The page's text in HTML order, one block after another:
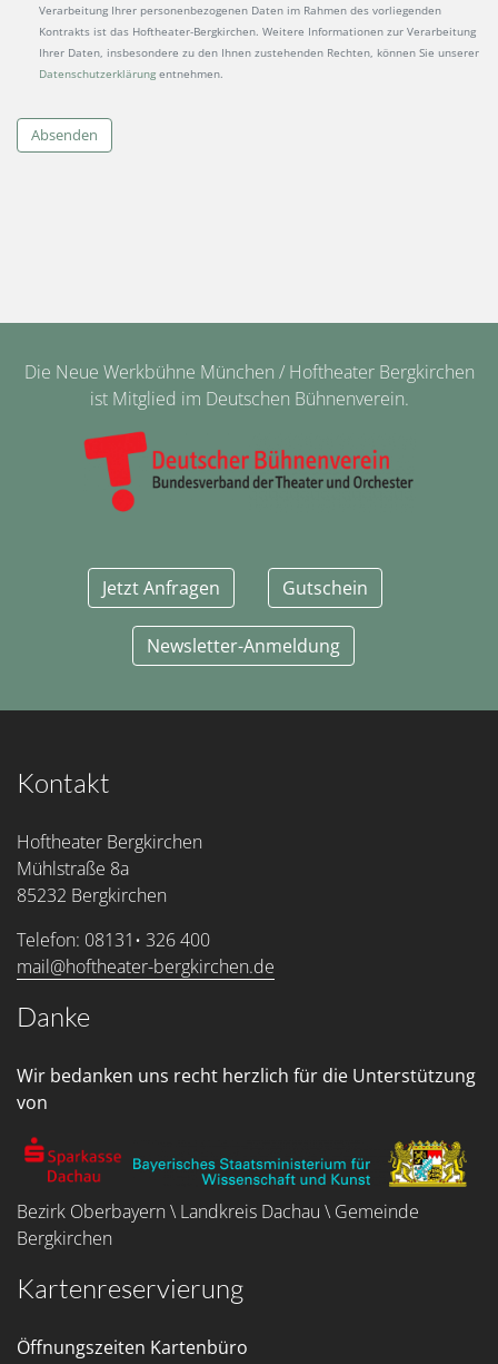
Verarbeitung Ihrer personenbezogenen Daten im Rahmen des vorliegenden
Kontrakts ist das Hoftheater-Bergkirchen. Weitere Informationen zur Verarbeitung
Ihrer Daten, insbesondere zu den Ihnen zustehenden Rechten, können Sie unserer
Datenschutzerklärung entnehmen.
Absenden
Die Neue Werkbühne München / Hoftheater Bergkirchen
ist Mitglied im Deutschen Bühnenverein.
Jetzt Anfragen Gutschein
Newsletter-Anmeldung
Kontakt
Hoftheater Bergkirchen
Mühlstraße 8a
85232 Bergkirchen
Telefon: 08131• 326 400
mail@hoftheater-bergkirchen.de
Danke
Wir bedanken uns recht herzlich für die Unterstützung
von
Bezirk Oberbayern \ Landkreis Dachau \ Gemeinde
Bergkirchen
Kartenreservierung
Öffnungszeiten Kartenbüro